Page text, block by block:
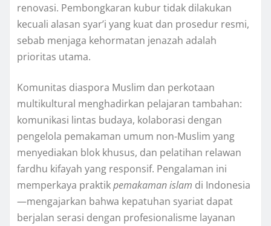
renovasi. Pembongkaran kubur tidak dilakukan
kecuali alasan syar’i yang kuat dan prosedur resmi,
sebab menjaga kehormatan jenazah adalah
prioritas utama.
Komunitas diaspora Muslim dan perkotaan
multikultural menghadirkan pelajaran tambahan:
komunikasi lintas budaya, kolaborasi dengan
pengelola pemakaman umum non-Muslim yang
menyediakan blok khusus, dan pelatihan relawan
fardhu kifayah yang responsif. Pengalaman ini
memperkaya praktikpemakaman islam di Indonesia
—mengajarkan bahwa kepatuhan syariat dapat
berjalan serasi dengan profesionalisme layanan